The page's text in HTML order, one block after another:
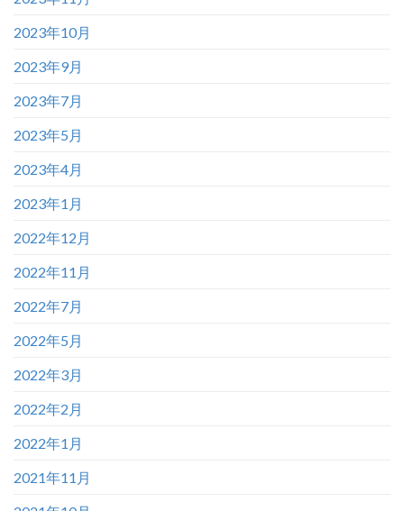
2023年10月
2023年9月
2023年7月
2023年5月
2023年4月
2023年1月
2022年12月
2022年11月
2022年7月
2022年5月
2022年3月
2022年2月
2022年1月
2021年11月